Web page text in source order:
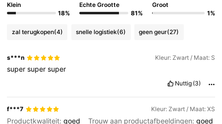
4.3M Volgers
4.83 4.3M Volgers
Klein
18%
Echte Grootte
81%
Groot
1%
zal terugkopen(4) snelle logistiek(6) geen geur(27)
s***n Kleur: Zwart / Maat: S
supersupersuper
Nuttig (3)
f***7 Kleur: Zwart / Maat: XS
Productkwaliteit:goed Trouw aan productafbeeldingen:goed